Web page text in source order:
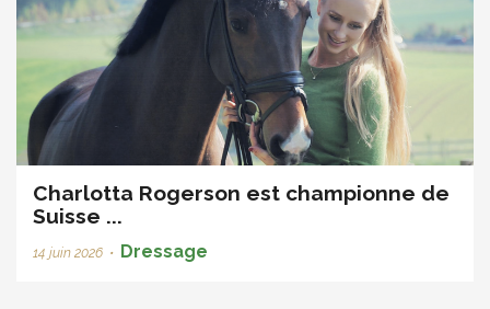
Charlotta Rogerson est championne de
Suisse ...
14 juin 2026 • Dressage